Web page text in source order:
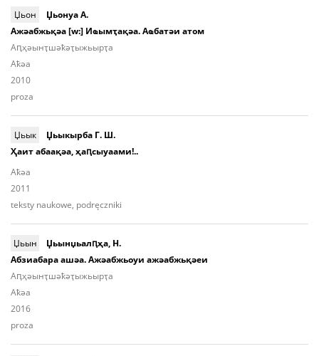
Џьон
Џьонуа А.
Ажәабжьқәа [w:] Иҩымҭақәа. Аҩбатәи атом
Аԥ­ҳәынҭ­шәҟәҭы­жьыр­ҭa
Aҟәа
2010
proza
Џьык
Џьыкырба Г. Ш.
Ҳаит абаақәа, ҳаԥсыуаами!..
Aҟәа
2011
teksty naukowe, podręczniki
Џьын
Џьынџьалԥҳа, Н.
Абзиабара ашәа. Ажәабжьоуи ажәабжьқәеи
Аԥ­ҳәынҭ­шәҟәҭы­жьыp­ҭа
Aҟәа
2016
proza